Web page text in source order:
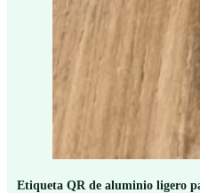
Etiqueta QR de aluminio ligero